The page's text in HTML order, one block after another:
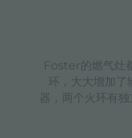
Foster的燃气灶
环，大大增加
器，两个火环有